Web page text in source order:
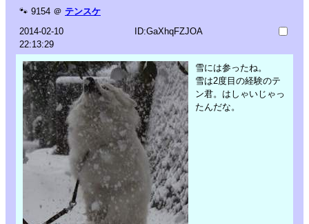
🐾 9154 ＠ テンスケ
2014-02-10
22:13:29
ID:GaXhqFZJOA
雪には参ったね。
雪は2度目の経験のテ
ン君。はしゃいじゃっ
たんだな。